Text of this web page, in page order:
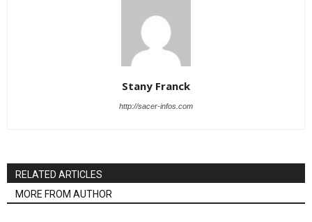
Stany Franck
http://sacer-infos.com
RELATED ARTICLES
MORE FROM AUTHOR